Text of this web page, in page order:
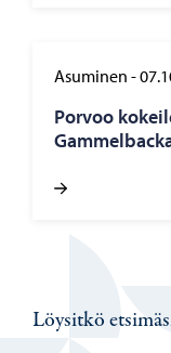
Asuminen -
Por­voo
Löysitkö